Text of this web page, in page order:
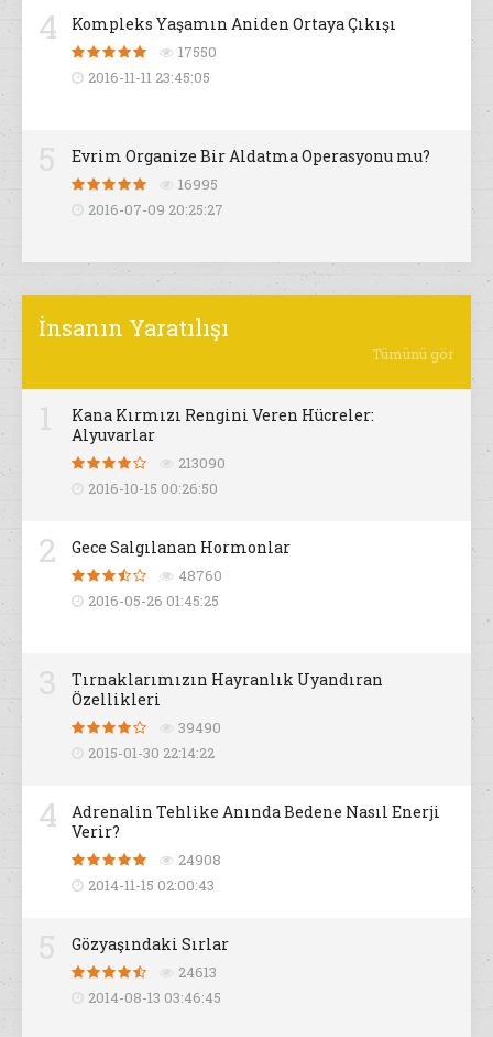
4 Kompleks Yaşamın Aniden Ortaya Çıkışı
17550
2016-11-11 23:45:05
Evrim Organize Bir Aldatma Operasyonu mu?
16995
2016-07-09 20:25:27
İnsanın Yaratılışı
Tümünü gör
Kana Kırmızı Rengini Veren Hücreler:
Alyuvarlar
213090
2016-10-15 00:26:50
2 Gece Salgılanan Hormonlar
48760
2016-05-26 01:45:25
Tırnaklarımızın Hayranlık Uyandıran
Özellikleri
39490
2015-01-30 22:14:22
4
Adrenalin Tehlike Anında Bedene Nasıl Enerji
Verir?
24908
2014-11-15 02:00:43
Gözyaşındaki Sırlar
24613
2014-08-13 03:46:45